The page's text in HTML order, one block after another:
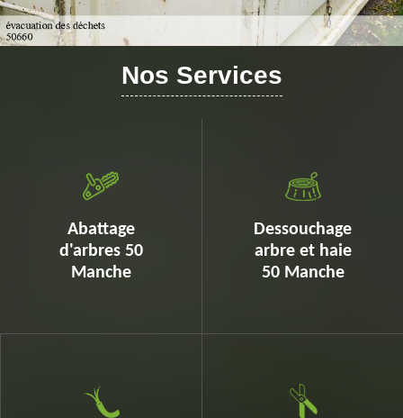
Nos Services
Abattage
d'arbres 50
Manche
Dessouchage
arbre et haie
50 Manche